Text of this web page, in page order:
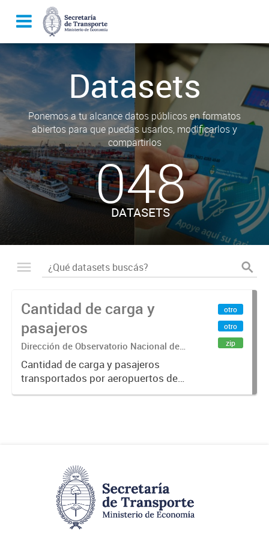
Datasets
Ponemos a tu alcance datos públicos en formatos
abiertos para que puedas usarlos, modificarlos y
compartirlos
048
DATASETS
Cantidad de carga y
pasajeros
Dirección de Observatorio Nacional de
Transporte
Cantidad de carga y pasajeros
transportados por aeropuertos de
la República Argentina. Fuente: Sig
otro
otro
zip